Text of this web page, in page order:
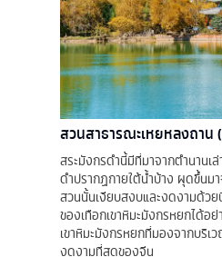
สวนสาธารณะเหยหลงถาน
สระมังกรดำนี้มีที่มาจากตำนานเ
ดำปรากฏกายใต้น้ำบ้าง ผุดขึ้นม
สวนนั้นเงียบสงบและงดงามด้ว
ของเทือกเขาหิมะมังกรหยกได้อ
เขาหิมะมังกรหยกที่มองจากบริ
งดงามที่สุดของจีน